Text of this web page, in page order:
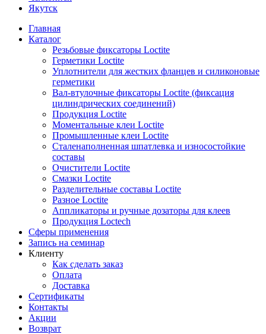
Якутск
Главная
Каталог
Резьбовые фиксаторы Loctite
Герметики Loctite
Уплотнители для жестких фланцев и силиконовые
герметики
Вал-втулочные фиксаторы Loctite (фиксация
цилиндрических соединений)
Продукция Loctite
Моментальные клеи Loctite
Промышленные клеи Loctite
Сталенаполненная шпатлевка и износостойкие
составы
Очистители Loctite
Смазки Loctite
Разделительные составы Loctite
Разное Loctite
Аппликаторы и ручные дозаторы для клеев
Продукция Loctech
Сферы применения
Запись на семинар
Клиенту
Как сделать заказ
Оплата
Доставка
Сертификаты
Контакты
Акции
Возврат